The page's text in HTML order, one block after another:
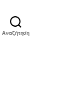
Αναζήτηση